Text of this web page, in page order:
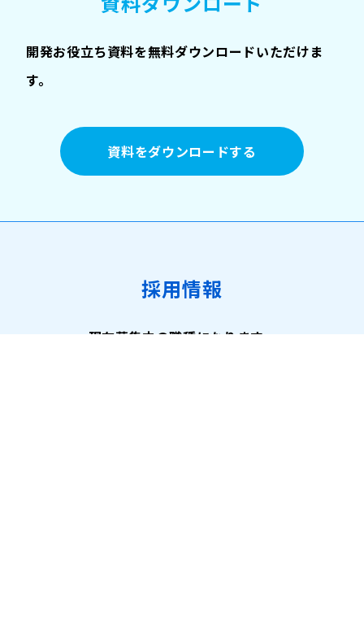
開発お役立ち資料を無料ダウンロードいただけま
す。
資料をダウンロードする
採用情報
現在募集中の職種になります。